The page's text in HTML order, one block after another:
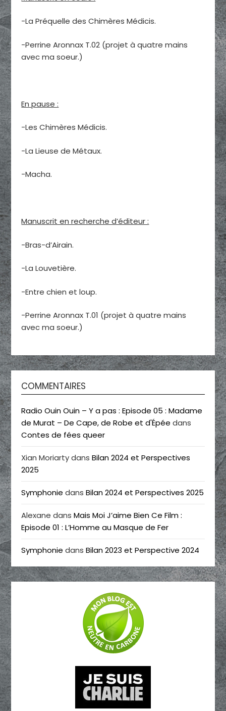
-La Préquelle des Chimères Médicis.
-Perrine Aronnax T.02 (projet à quatre mains
avec ma soeur.)
En pause :
-Les Chimères Médicis.
-La Lieuse de Métaux.
-Macha.
Manuscrit en recherche d’éditeur :
-Bras-d’Airain.
-La Louvetière.
-Entre chien et loup.
-Perrine Aronnax T.01 (projet à quatre mains
avec ma soeur.)
COMMENTAIRES
Radio Ouin Ouin – Y a pas : Episode 05 : Madame
de Murat – De Cape, de Robe et d'Épée dans
Contes de fées queer
Xian MoriartydansBilan 2024 et Perspectives
2025
Symphonie dansBilan 2024 et Perspectives 2025
Alexane dansMais Moi J’aime Bien Ce Film :
Episode 01 : L’Homme au Masque de Fer
Symphonie dansBilan 2023 et Perspective 2024